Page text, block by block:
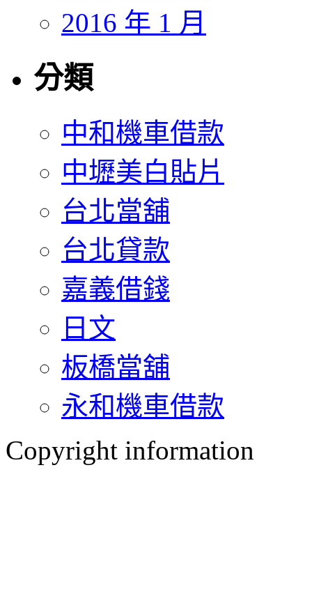
2016 年 1 月
分類
中和機車借款
中壢美白貼片
台北當舖
台北貸款
嘉義借錢
日文
板橋當舖
永和機車借款
Copyright information